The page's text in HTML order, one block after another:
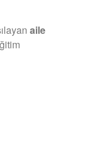
aile